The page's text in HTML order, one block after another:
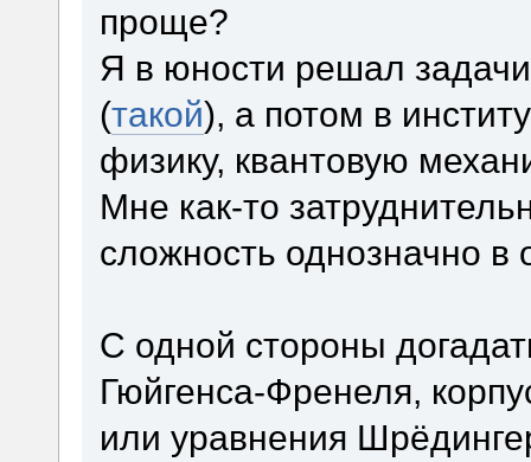
проще?
Я в юности решал
(такой), а потом в
физику, квантовую
Мне как-то
сложность однозначно в
С одной стороны
Гюйгенса-Френеля,
или уравнения